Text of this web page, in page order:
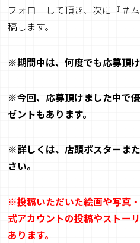
フォローして頂き、次に『＃
稿します。
※期間中は、何度でも応募頂け
※今回、応募頂けました中で
ゼントもあります。
※詳しくは、店頭ポスターま
さい。
※投稿いただいた絵画や写真
式アカウントの投稿やストー
あります。